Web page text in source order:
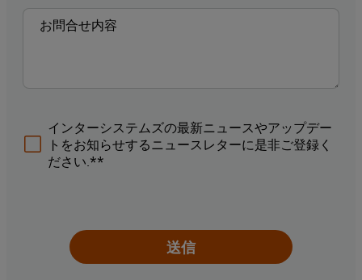
インターシステムズの最新ニュースやアップデー
トをお知らせするニュースレターに是非ご登録く
ださい.**
送信